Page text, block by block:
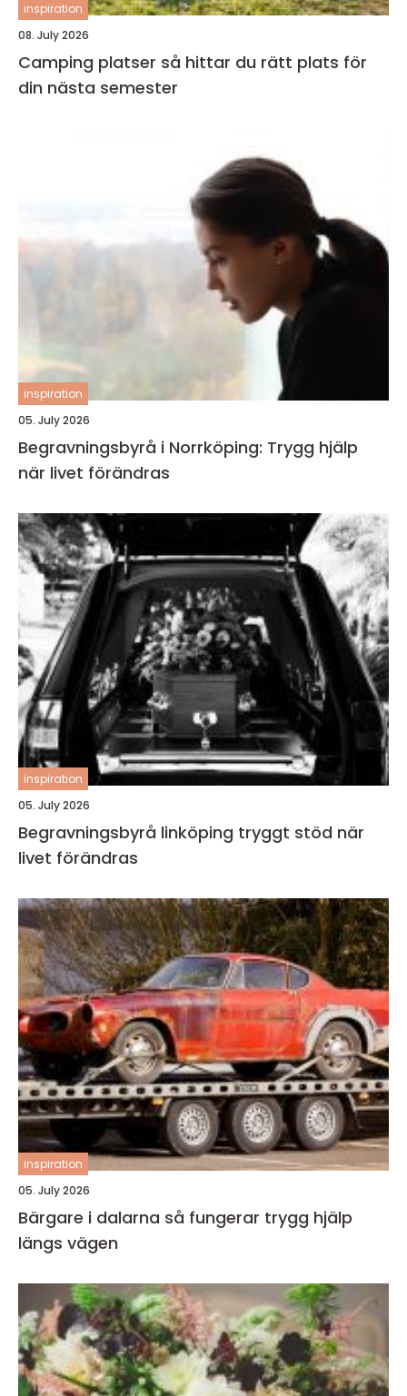
inspiration
08. July 2026
Camping platser så hittar du rätt plats för
din nästa semester
inspiration
05. July 2026
Begravningsbyrå i Norrköping: Trygg hjälp
när livet förändras
inspiration
05. July 2026
Begravningsbyrå linköping tryggt stöd när
livet förändras
inspiration
05. July 2026
Bärgare i dalarna så fungerar trygg hjälp
längs vägen